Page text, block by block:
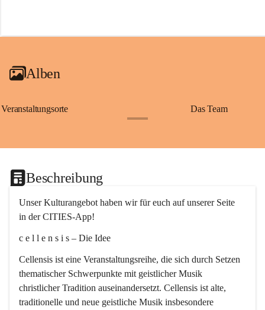
Alben
Veranstaltungsorte Das Team
Beschreibung
Unser Kulturangebot haben wir für euch auf unserer Seite
in der CITIES-App!
c e l l e n s i s – Die Idee
Cellensis ist eine Veranstaltungsreihe, die sich durch Setzen
thematischer Schwerpunkte mit geistlicher Musik
christlicher Tradition auseinandersetzt. Cellensis ist alte,
traditionelle und neue geistliche Musik insbesondere